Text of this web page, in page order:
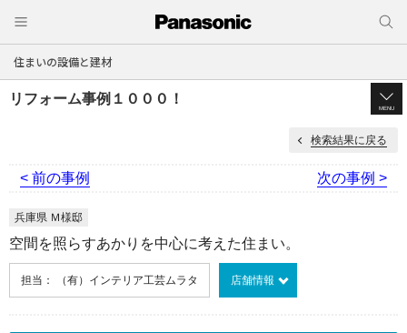
住まいの設備と建材
リフォーム事例１０００！
MENU
検索結果に戻る
< 前の事例 次の事例 >
兵庫県 Ｍ様邸
空間を照らすあかりを中心に考えた住まい。
担当： （有）インテリア工芸ムラタ 店舗情報